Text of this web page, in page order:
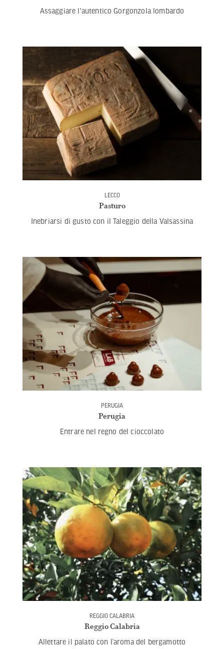
Assaggiare l'autentico Gorgonzola lombardo
LECCO
Pasturo
Inebriarsi di gusto con il Taleggio della Valsassina
PERUGIA
Perugia
Entrare nel regno del cioccolato
REGGIO CALABRIA
Reggio Calabria
Allettare il palato con l’aroma del bergamotto